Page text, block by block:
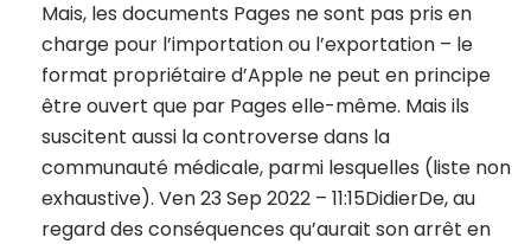
Mais, les documents Pages ne sont pas pris en
charge pour l’importation ou l’exportation – le
format propriétaire d’Apple ne peut en principe
être ouvert que par Pages elle-même. Mais ils
suscitent aussi la controverse dans la
communauté médicale, parmi lesquelles (liste non
exhaustive). Ven 23 Sep 2022 – 11:15DidierDe, au
regard des conséquences qu’aurait son arrêt en